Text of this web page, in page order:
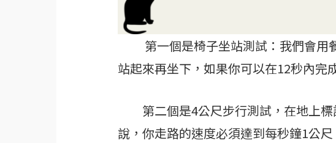
第一個是椅子坐站測試：我們會用
站起來再坐下，如果你可以在12秒內完
第二個是4公尺步行測試，在地上標
說，你走路的速度必須達到每秒鐘1公尺